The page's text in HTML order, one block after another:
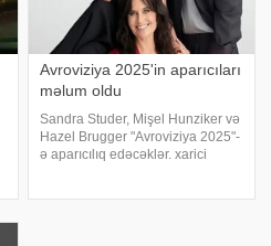
Avroviziya 2025'in aparıcıları
məlum oldu
Sandra Studer, Mişel Hunziker və
Hazel Brugger "Avroviziya 2025"-
ə aparıcılıq edəcəklər. xarici